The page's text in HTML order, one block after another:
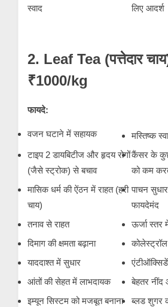
स्वाद
लिए आदर्श
2. Leaf Tea (पत्तेदार
₹1000/kg
फायदे:
वजन घटाने में सहायक
मस्तिष्क
टाइप 2 डायबिटीज और हृदय रोगों
(जैसे स्ट्रोक) से बचाव
कैंसर के कुछ
को कम
मासिक धर्म की ऐंठन में राहत (हरी
चाय)
पाचन
फायदेमंद
तनाव से राहत
ऊर्जा स्तर
दिमाग की क्षमता बढ़ाना
याददाश्त में सुधार
आंतों की सेहत में लाभदायक
बेहतर नींद
इम्यून सिस्टम को मजबूत बनाना
ब्लड शुगर